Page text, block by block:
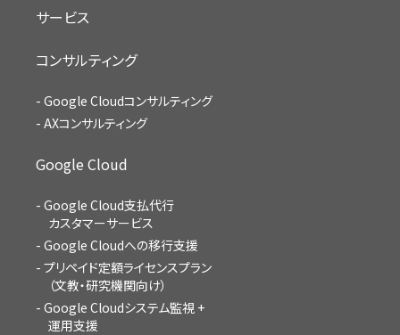
サービス
コンサルティング
Google Cloudコンサルティング
AXコンサルティング
Google Cloud
Google Cloud支払代行
カスタマーサービス
Google Cloudへの移行支援
プリペイド定額ライセンスプラン
（文教・研究機関向け）
Google Cloudシステム監視 +
運用支援